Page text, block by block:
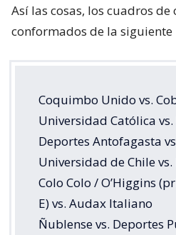
Así las cosas, los cuadros
conformados de la siguiente
Coquimbo Unido vs.
Universidad Católica
Deportes Antofagasta
Universidad de Chile vs.
Colo Colo / O’Higgins
E) vs. Audax Italiano
Ñublense vs. Deportes